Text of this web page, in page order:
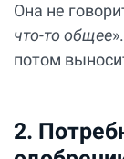
Она не
что-то общее
потом
2.